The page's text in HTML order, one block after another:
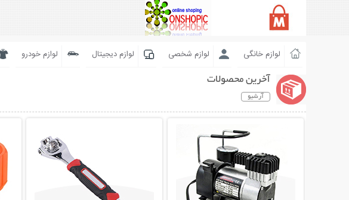
لوازم خانگی لوازم شخصی لوازم دیجیتال لوازم خودرو
آخرین محصولات
آرشیو